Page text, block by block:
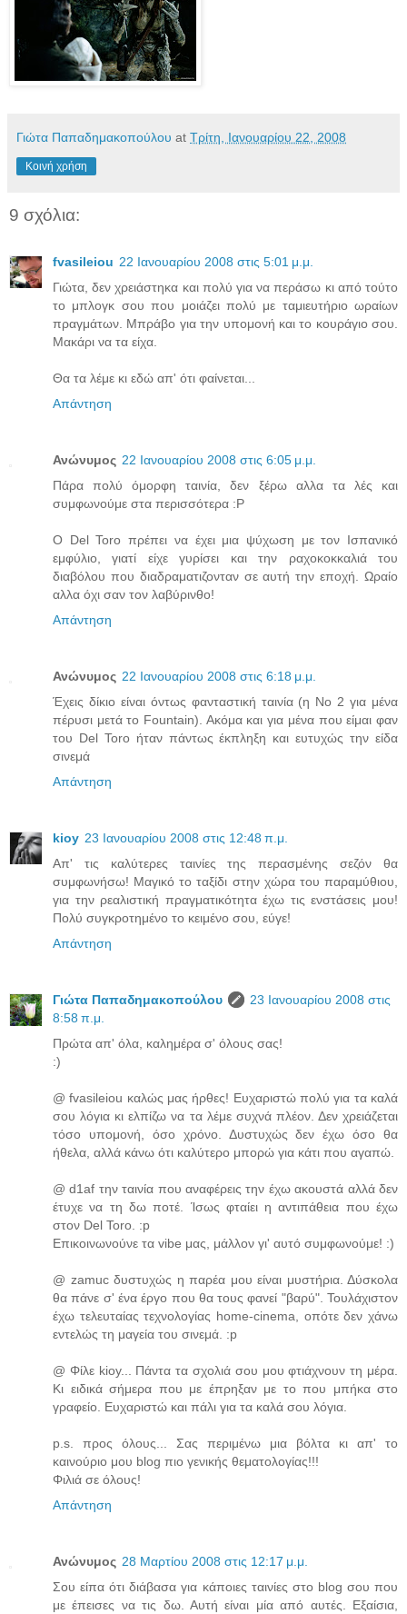
Γιώτα Παπαδημακοπούλου at Τρίτη, Ιανουαρίου 22, 2008
Κοινή χρήση
9 σχόλια:
fvasileiou 22 Ιανουαρίου 2008 στις 5:01 μ.μ.
Γιώτα, δεν χρειάστηκα και πολύ για να περάσω κι από τούτο
το μπλογκ σου που μοιάζει πολύ με ταμιευτήριο ωραίων
πραγμάτων. Μπράβο για την υπομονή και το κουράγιο σου.
Μακάρι να τα είχα.
Θα τα λέμε κι εδώ απ' ότι φαίνεται...
Απάντηση
Ανώνυμος 22 Ιανουαρίου 2008 στις 6:05 μ.μ.
Πάρα πολύ όμορφη ταινία, δεν ξέρω αλλα τα λές και
συμφωνούμε στα περισσότερα :P
O Del Toro πρέπει να έχει μια ψύχωση με τον Ισπανικό
εμφύλιο, γιατί είχε γυρίσει και την ραχοκοκκαλιά του
διαβόλου που διαδραματιζονταν σε αυτή την εποχή. Ωραίο
αλλα όχι σαν τον λαβύρινθο!
Απάντηση
Ανώνυμος 22 Ιανουαρίου 2008 στις 6:18 μ.μ.
Έχεις δίκιο είναι όντως φανταστική ταινία (η Νο 2 για μένα
πέρυσι μετά το Fountain). Ακόμα και για μένα που είμαι φαν
του Del Toro ήταν πάντως έκπληξη και ευτυχώς την είδα
σινεμά
Απάντηση
kioy 23 Ιανουαρίου 2008 στις 12:48 π.μ.
Απ' τις καλύτερες ταινίες της περασμένης σεζόν θα
συμφωνήσω! Μαγικό το ταξίδι στην χώρα του παραμύθιου,
για την ρεαλιστική πραγματικότητα έχω τις ενστάσεις μου!
Πολύ συγκροτημένο το κειμένο σου, εύγε!
Απάντηση
Γιώτα Παπαδημακοπούλου
23 Ιανουαρίου 2008 στις
8:58 π.μ.
Πρώτα απ' όλα, καλημέρα σ' όλους σας!
:)
@ fvasileiou καλώς μας ήρθες! Ευχαριστώ πολύ για τα καλά
σου λόγια κι ελπίζω να τα λέμε συχνά πλέον. Δεν χρειάζεται
τόσο υπομονή, όσο χρόνο. Δυστυχώς δεν έχω όσο θα
ήθελα, αλλά κάνω ότι καλύτερο μπορώ για κάτι που αγαπώ.
@ d1af την ταινία που αναφέρεις την έχω ακουστά αλλά δεν
έτυχε να τη δω ποτέ. Ίσως φταίει η αντιπάθεια που έχω
στον Del Toro. :p
Επικοινωνούνε τα vibe μας, μάλλον γι' αυτό συμφωνούμε! :)
@ zamuc δυστυχώς η παρέα μου είναι μυστήρια. Δύσκολα
θα πάνε σ' ένα έργο που θα τους φανεί "βαρύ". Τουλάχιστον
έχω τελευταίας τεχνολογίας home-cinema, οπότε δεν χάνω
εντελώς τη μαγεία του σινεμά. :p
@ Φίλε kioy... Πάντα τα σχολιά σου μου φτιάχνουν τη μέρα.
Κι ειδικά σήμερα που με έπρηξαν με το που μπήκα στο
γραφείο. Ευχαριστώ και πάλι για τα καλά σου λόγια.
p.s. προς όλους... Σας περιμένω μια βόλτα κι απ' το
καινούριο μου blog πιο γενικής θεματολογίας!!!
Φιλιά σε όλους!
Απάντηση
Ανώνυμος 28 Μαρτίου 2008 στις 12:17 μ.μ.
Σου είπα ότι διάβασα για κάποιες ταινίες στο blog σου που
με έπεισες να τις δω. Αυτή είναι μία από αυτές. Εξαίσια,